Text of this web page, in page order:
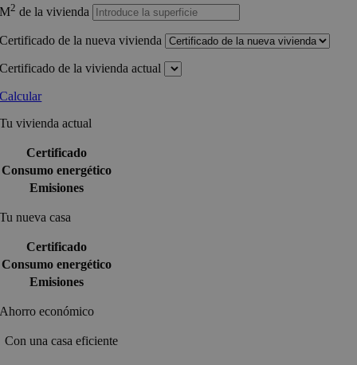
M2 de la vivienda
Certificado de la nueva vivienda
Certificado de la vivienda actual
Calcular
Tu vivienda actual
Certificado
Consumo energético
Emisiones
Tu nueva casa
Certificado
Consumo energético
Emisiones
Ahorro económico
Con una casa eficiente